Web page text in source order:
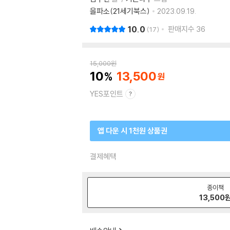
을파소(21세기북스)
2023.09.19.
10.0 17 판매지수 36
15,000원
10 13,500
YES포인트
앱 다운 시 1천원 상품권
결제혜택
종이책
13,500